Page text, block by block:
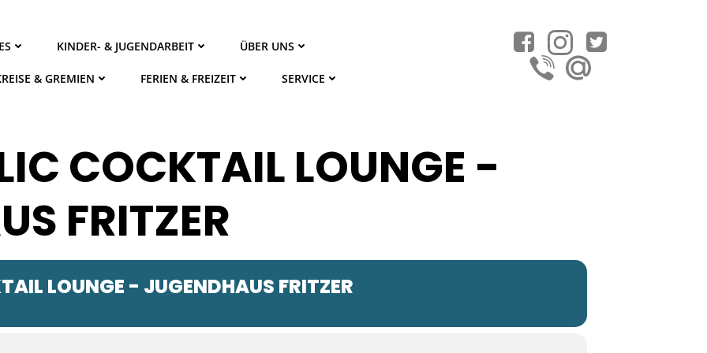
KINDER- & JUGENDARBEIT ÜBER UNS
& GREMIEN FERIEN & FREIZEIT SERVICE
COCKTAIL LOUNGE -
FRITZER
LOUNGE - JUGENDHAUS FRITZER